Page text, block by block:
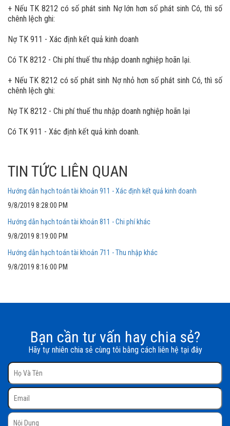
+ Nếu TK 8212 có số phát sinh Nợ lớn hơn số phát sinh Có, thì số
chênh lệch ghi:
Nợ TK 911 - Xác định kết quả kinh doanh
Có TK 8212 - Chi phí thuế thu nhập doanh nghiệp hoãn lại.
+ Nếu TK 8212 có số phát sinh Nợ nhỏ hơn số phát sinh Có, thì số
chênh lệch ghi:
Nợ TK 8212 - Chi phí thuế thu nhập doanh nghiệp hoãn lại
Có TK 911 - Xác định kết quả kinh doanh.
TIN TỨC LIÊN QUAN
Hướng dẫn hạch toán tài khoản 911 - Xác định kết quả kinh doanh
9/8/2019 8:28:00 PM
Hướng dẫn hạch toán tài khoản 811 - Chi phí khác
9/8/2019 8:19:00 PM
Hướng dẫn hạch toán tài khoản 711 - Thu nhập khác
9/8/2019 8:16:00 PM
Bạn cần tư vấn hay chia sẻ?
Hãy tự nhiên chia sẻ cùng tôi bằng cách liên hệ tại đây